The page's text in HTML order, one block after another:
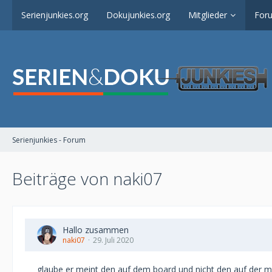
Serienjunkies.org Dokujunkies.org Mitglieder
Serienjunkies - Forum
Beiträge von naki07
Hallo zusammen
naki07 29. Juli 2020
glaube er meint den auf dem board und nicht den auf der